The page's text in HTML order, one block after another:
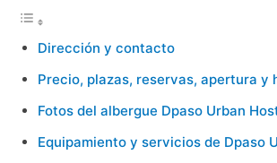
Dirección y contacto
Precio, plazas, reservas, apertura y
Fotos del albergue Dpaso Urban
Equipamiento y servicios de Dpaso